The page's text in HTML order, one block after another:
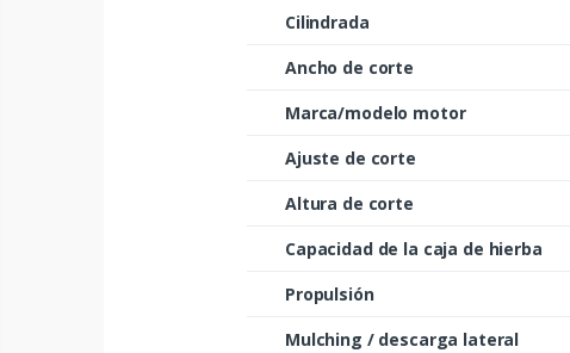
Cilindrada
Ancho de corte
Marca/modelo motor
Ajuste de corte
Altura de corte
Capacidad de la caja de hierba
Propulsión
Mulching / descarga lateral